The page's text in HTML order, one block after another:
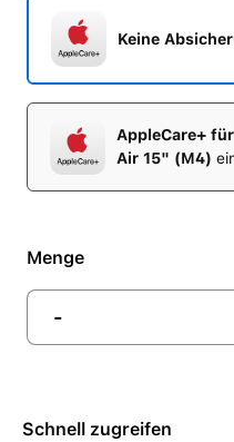
Keine
AppleCare+
Air 15" (M4)
Menge
-
Schnell zugreifen